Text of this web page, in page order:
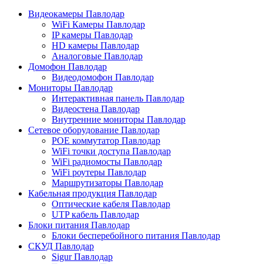
Видеокамеры Павлодар
WiFi Камеры Павлодар
IP камеры Павлодар
HD камеры Павлодар
Аналоговые Павлодар
Домофон Павлодар
Видеодомофон Павлодар
Мониторы Павлодар
Интерактивная панель Павлодар
Видеостена Павлодар
Внутренние мониторы Павлодар
Сетевое оборудование Павлодар
POE коммутатор Павлодар
WiFi точки доступа Павлодар
WiFi радиомосты Павлодар
WiFi роутеры Павлодар
Маршрутизаторы Павлодар
Кабельная продукция Павлодар
Оптические кабеля Павлодар
UTP кабель Павлодар
Блоки питания Павлодар
Блоки бесперебойного питания Павлодар
СКУД Павлодар
Sigur Павлодар